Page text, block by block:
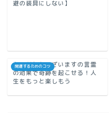
避の装具にしない】
開運するためのコツ
ありがとうございますの言霊
の効果で奇跡を起こせる！人
生をもっと楽しもう